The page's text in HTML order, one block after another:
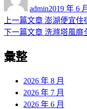
admin佈
日
期:
2019 年 6
文
章
導
上一篇文章 上
一
澎湖便宜住
下一篇文章 下
章:
洗滌塔風靡
彙整
2026 年 8 月
2026 年 7 月
2026 年 6 月